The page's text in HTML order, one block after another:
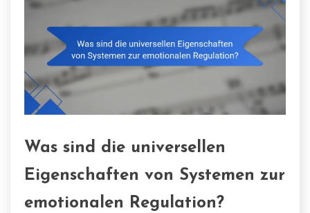
Was sind die universellen
Eigenschaften von Systemen zur
emotionalen Regulation?